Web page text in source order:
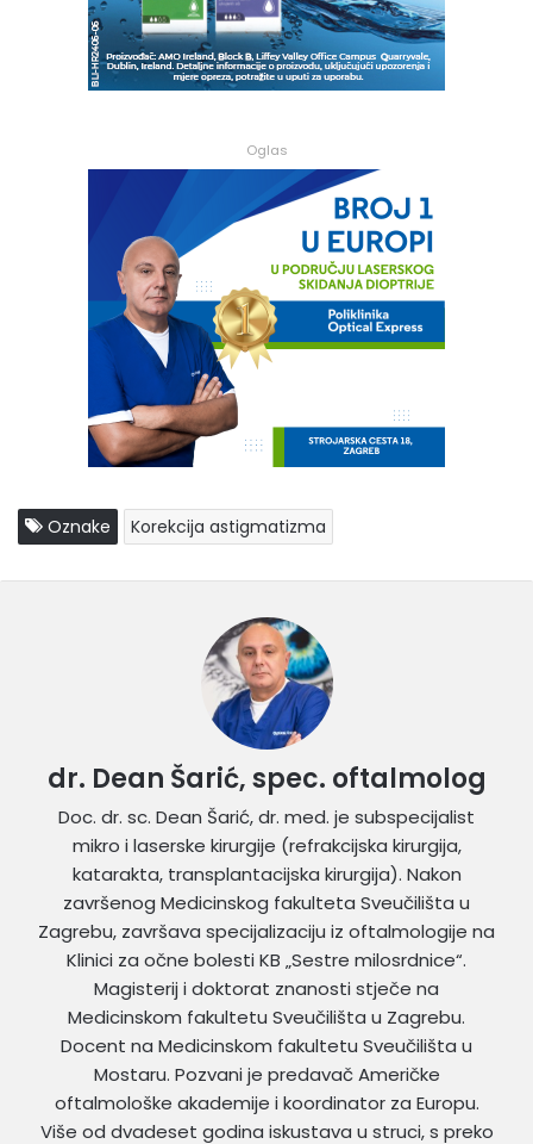
Oglas
Oznake Korekcija astigmatizma
dr. Dean Šarić, spec. oftalmolog
Doc. dr. sc. Dean Šarić, dr. med. je subspecijalist
mikro i laserske kirurgije (refrakcijska kirurgija,
katarakta, transplantacijska kirurgija). Nakon
završenog Medicinskog fakulteta Sveučilišta u
Zagrebu, završava specijalizaciju iz oftalmologije na
Klinici za očne bolesti KB „Sestre milosrdnice“.
Magisterij i doktorat znanosti stječe na
Medicinskom fakultetu Sveučilišta u Zagrebu.
Docent na Medicinskom fakultetu Sveučilišta u
Mostaru. Pozvani je predavač Američke
oftalmološke akademije i koordinator za Europu.
Više od dvadeset godina iskustava u struci, s preko